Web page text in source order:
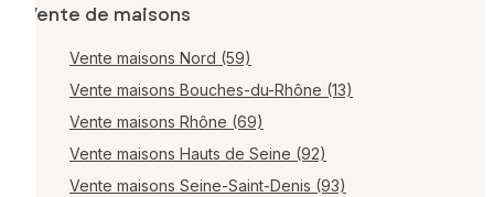
Vente de maisons
Vente maisons Nord (59)
Vente maisons Bouches-du-Rhône (13)
Vente maisons Rhône (69)
Vente maisons Hauts de Seine (92)
Vente maisons Seine-Saint-Denis (93)